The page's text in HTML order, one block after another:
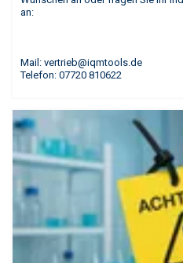
an:
Mail: vertrieb@iqmtools.de
Telefon: 07720 810622